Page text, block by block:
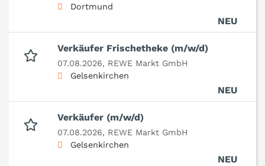
Dortmund
NEU
Verkäufer Frischetheke (m/w/d)
07.08.2026, REWE Markt GmbH
Gelsenkirchen
NEU
Verkäufer (m/w/d)
07.08.2026, REWE Markt GmbH
Gelsenkirchen
NEU